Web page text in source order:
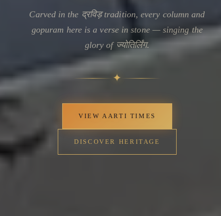
Carved in the द्रविड़ tradition, every column and
gopuram here is a verse in stone — singing the
glory of ज्योतिर्लिंग.
✦
VIEW AARTI TIMES
DISCOVER HERITAGE